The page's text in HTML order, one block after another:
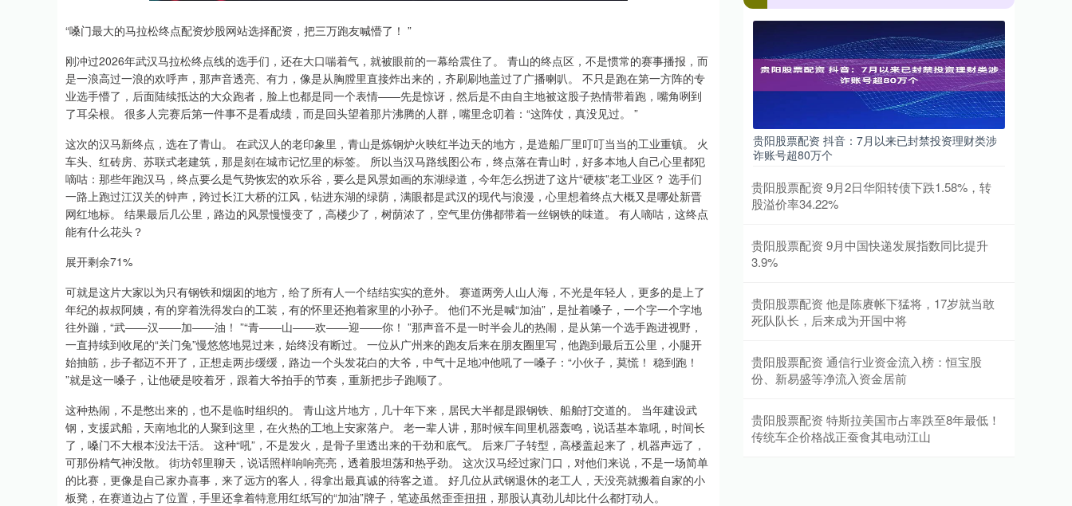
“嗓门最大的马拉松终点配资炒股网站选择配资，把三万跑友喊懵了！ ”
刚冲过2026年武汉马拉松终点线的选手们，还在大口喘着气，就被眼前的一幕给震住了。 青山的终点区，不是惯常的赛事播报，而
是一浪高过一浪的欢呼声，那声音透亮、有力，像是从胸膛里直接炸出来的，齐刷刷地盖过了广播喇叭。 不只是跑在第一方阵的专
业选手懵了，后面陆续抵达的大众跑者，脸上也都是同一个表情——先是惊讶，然后是不由自主地被这股子热情带着跑，嘴角咧到
了耳朵根。 很多人完赛后第一件事不是看成绩，而是回头望着那片沸腾的人群，嘴里念叨着：“这阵仗，真没见过。 ”
这次的汉马新终点，选在了青山。 在武汉人的老印象里，青山是炼钢炉火映红半边天的地方，是造船厂里叮叮当当的工业重镇。 火
车头、红砖房、苏联式老建筑，那是刻在城市记忆里的标签。 所以当汉马路线图公布，终点落在青山时，好多本地人自己心里都犯
嘀咕：那些年跑汉马，终点要么是气势恢宏的欢乐谷，要么是风景如画的东湖绿道，今年怎么拐进了这片“硬核”老工业区？ 选手们
一路上跑过江汉关的钟声，跨过长江大桥的江风，钻进东湖的绿荫，满眼都是武汉的现代与浪漫，心里想着终点大概又是哪处新晋
网红地标。 结果最后几公里，路边的风景慢慢变了，高楼少了，树荫浓了，空气里仿佛都带着一丝钢铁的味道。 有人嘀咕，这终点
能有什么花头？
展开剩余71%
可就是这片大家以为只有钢铁和烟囱的地方，给了所有人一个结结实实的意外。 赛道两旁人山人海，不光是年轻人，更多的是上了
年纪的叔叔阿姨，有的穿着洗得发白的工装，有的怀里还抱着家里的小孙子。 他们不光是喊“加油”，是扯着嗓子，一个字一个字地
往外蹦，“武——汉——加——油！ ”“青——山——欢——迎——你！ ”那声音不是一时半会儿的热闹，是从第一个选手跑进视野，
一直持续到收尾的“关门兔”慢悠悠地晃过来，始终没有断过。 一位从广州来的跑友后来在朋友圈里写，他跑到最后五公里，小腿开
始抽筋，步子都迈不开了，正想走两步缓缓，路边一个头发花白的大爷，中气十足地冲他吼了一嗓子：“小伙子，莫慌！ 稳到跑！
”就是这一嗓子，让他硬是咬着牙，跟着大爷拍手的节奏，重新把步子跑顺了。
这种热闹，不是憋出来的，也不是临时组织的。 青山这片地方，几十年下来，居民大半都是跟钢铁、船舶打交道的。 当年建设武
钢，支援武船，天南地北的人聚到这里，在火热的工地上安家落户。 老一辈人讲，那时候车间里机器轰鸣，说话基本靠吼，时间长
了，嗓门不大根本没法干活。 这种“吼”，不是发火，是骨子里透出来的干劲和底气。 后来厂子转型，高楼盖起来了，机器声远了，
可那份精气神没散。 街坊邻里聊天，说话照样响响亮亮，透着股坦荡和热乎劲。 这次汉马经过家门口，对他们来说，不是一场简单
的比赛，更像是自己家办喜事，来了远方的客人，得拿出最真诚的待客之道。 好几位从武钢退休的老工人，天没亮就搬着自家的小
板凳，在赛道边占了位置，手里还拿着特意用红纸写的“加油”牌子，笔迹虽然歪歪扭扭，那股认真劲儿却比什么都打动人。
贵阳股票配资 抖音：7月以来已封禁投资理财类涉
诈账号超80万个
贵阳股票配资 9月2日华阳转债下跌1.58%，转
股溢价率34.22%
贵阳股票配资 9月中国快递发展指数同比提升
3.9%
贵阳股票配资 他是陈赓帐下猛将，17岁就当敢
死队队长，后来成为开国中将
贵阳股票配资 通信行业资金流入榜：恒宝股
份、新易盛等净流入资金居前
贵阳股票配资 特斯拉美国市占率跌至8年最低！
传统车企价格战正蚕食其电动江山